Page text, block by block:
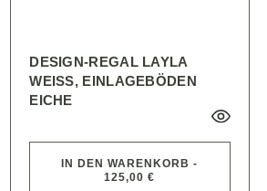
DESIGN-REGAL LAYLA
WEISS, EINLAGEBÖDEN E
ICHE
IN DEN WARENKORB -
125,00 €